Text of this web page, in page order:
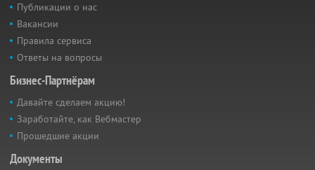
Публикации о нас
Вакансии
Правила сервиса
Ответы на вопросы
Бизнес-Партнёрам
Давайте сделаем акцию!
Заработайте, как Вебмастер
Прошедшие акции
Документы